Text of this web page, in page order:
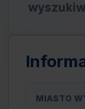
MIASTO